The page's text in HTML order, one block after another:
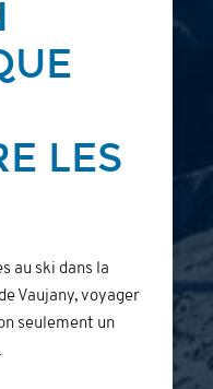
LES
au ski dans la
Vaujany, voyager
seulement un